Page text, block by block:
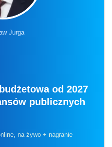
Jurga
od 2027
publicznych
na żywo + nagranie